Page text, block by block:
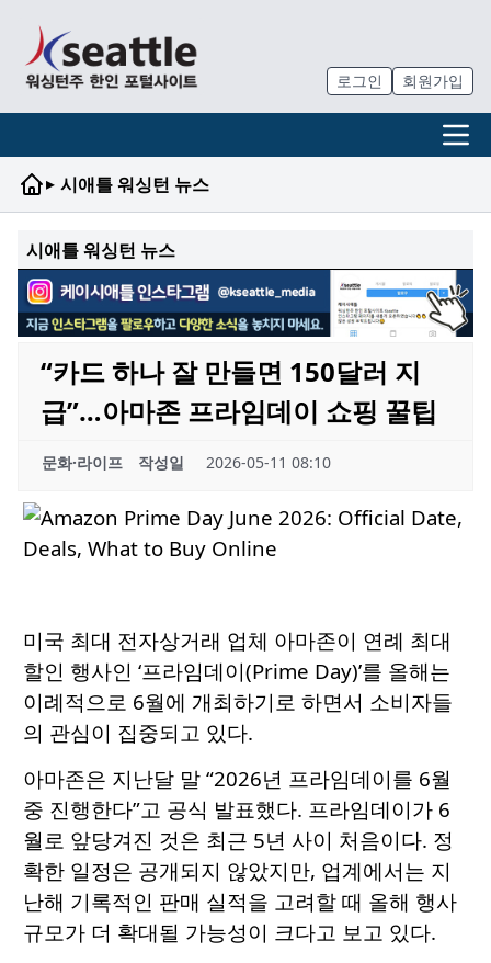
로그인 회원가입
▸ 시애틀 워싱턴 뉴스
시애틀 워싱턴 뉴스
“카드 하나 잘 만들면 150달러 지
급”…아마존 프라임데이 쇼핑 꿀팁
문화·라이프 작성일 2026-05-11 08:10
미국 최대 전자상거래 업체 아마존이 연례 최대
할인 행사인 ‘프라임데이(Prime Day)’를 올해는
이례적으로 6월에 개최하기로 하면서 소비자들
의 관심이 집중되고 있다.
아마존은 지난달 말 “2026년 프라임데이를 6월
중 진행한다”고 공식 발표했다. 프라임데이가 6
월로 앞당겨진 것은 최근 5년 사이 처음이다. 정
확한 일정은 공개되지 않았지만, 업계에서는 지
난해 기록적인 판매 실적을 고려할 때 올해 행사
규모가 더 확대될 가능성이 크다고 보고 있다.